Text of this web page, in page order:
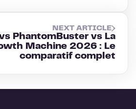
NEXT ARTICLE
PhantomBuster vs La
Machine 2026 : Le
comparatif complet